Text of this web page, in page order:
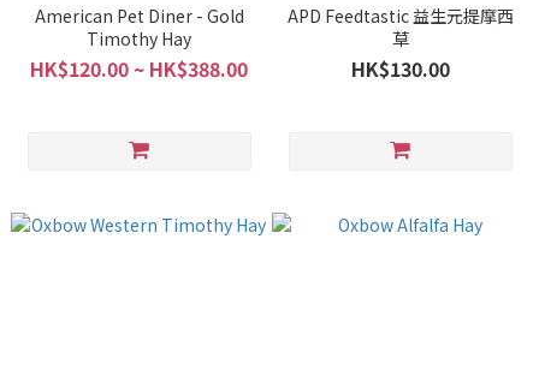
American Pet Diner - Gold
Timothy Hay
HK$120.00 ~ HK$388.00
APD Feedtastic 益生元提摩西
草
HK$130.00